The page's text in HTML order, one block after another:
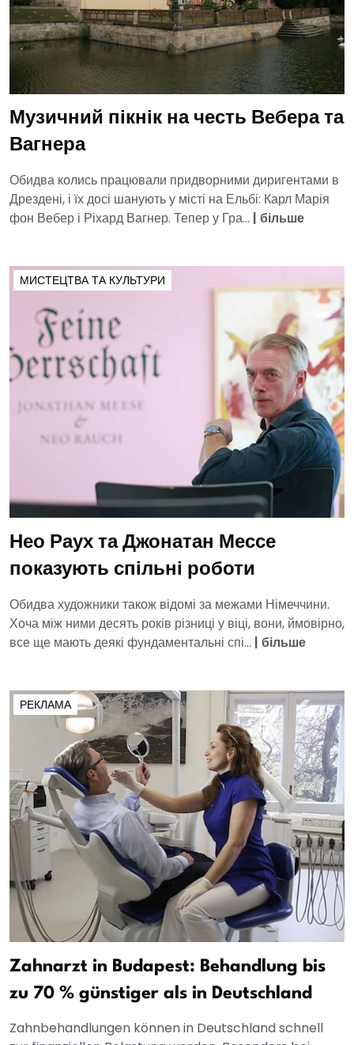
Музичний пікнік на честь Вебера та
Вагнера
Обидва колись працювали придворними диригентами в
Дрездені, і їх досі шанують у місті на Ельбі: Карл Марія
фон Вебер і Ріхард Вагнер. Тепер у Гра... | більше
МИСТЕЦТВА ТА КУЛЬТУРИ
Нео Раух та Джонатан Мессе
показують спільні роботи
Обидва художники також відомі за межами Німеччини.
Хоча між ними десять років різниці у віці, вони, ймовірно,
все ще мають деякі фундаментальні спі... | більше
РЕКЛАМА
Zahnarzt in Budapest: Behandlung bis
zu 70 % günstiger als in Deutschland
Zahnbehandlungen können in Deutschland schnell